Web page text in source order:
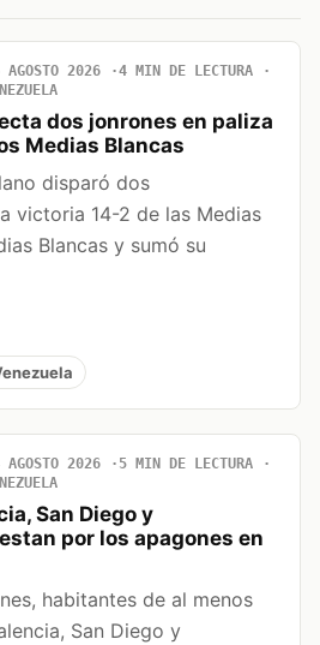
AGOSTO 2026
4 MIN DE LECTURA
dos jonrones en paliza
Medias Blancas
disparó dos
victoria 14-2 de las Medias
Blancas y sumó su
AGOSTO 2026
5 MIN DE LECTURA
San Diego y
por los apagones en
habitantes de al menos
San Diego y